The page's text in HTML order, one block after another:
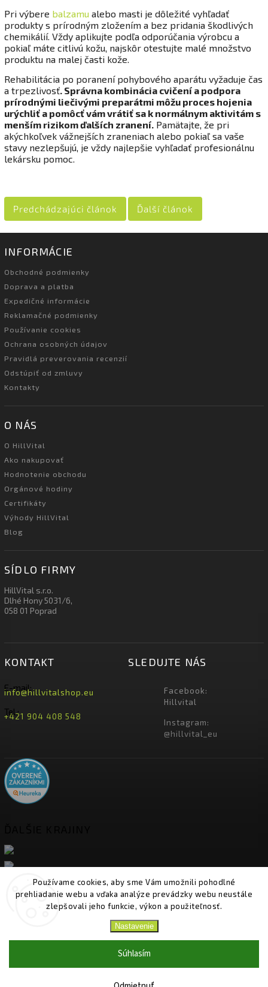
Používame cookies, aby sme Vám umožnili pohodlné
prehliadanie webu a vďaka analýze prevádzky webu neustále
zlepšovali jeho funkcie, výkon a použiteľnosť.
Nastavenie
Súhlasím
Pri výbere balzamu alebo masti je dôležité vyhľadať
produkty s prírodným zložením a bez pridania škodlivých
chemikálií. Vždy aplikujte podľa odporúčania výrobcu a
pokiaľ máte citlivú kožu, najskôr otestujte malé množstvo
produktu na malej časti kože.
Rehabilitácia po poranení pohybového aparátu vyžaduje čas
a trpezlivosť. Správna kombinácia cvičení a podpora
prírodnými liečivými preparátmi môžu proces hojenia
urýchliť a pomôcť vám vrátiť sa k normálnym aktivitám s
menším rizikom ďalších zranení. Pamätajte, že pri
akýchkoľvek vážnejších zraneniach alebo pokiaľ sa vaše
stavy nezlepšujú, je vždy najlepšie vyhľadať profesionálnu
lekársku pomoc.
Predchádzajúci článok Ďalší článok
INFORMÁCIE
Obchodné podmienky
Doprava a platba
Expedičné informácie
Reklamačné podmienky
Používanie cookies
Ochrana osobných údajov
Pravidlá preverovania recenzií
Odstúpiť od zmluvy
Kontakty
O NÁS
O HillVital
Ako nakupovať
Hodnotenie obchodu
Orgánové hodiny
Certifikáty
Výhody HillVital
Blog
SÍDLO FIRMY
HillVital s.r.o.
Dlhé Hony 5031/6,
058 01 Poprad
KONTAKT
E-mail:
info@hillvitalshop.eu
Tel.:
+421 904 408 548
SLEDUJTE NÁS
Facebook:
Hillvital
Instagram:
@hillvital_eu
HillVital. Všetky práva vyhradené.